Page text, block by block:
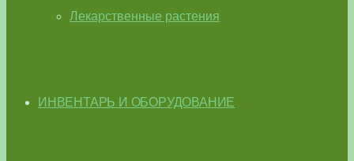
Лекарственные растения
ИНВЕНТАРЬ И ОБОРУДОВАНИЕ